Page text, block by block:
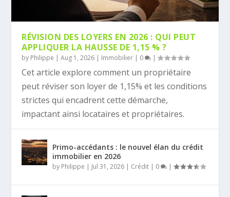
RÉVISION DES LOYERS EN 2026 : QUI PEUT
APPLIQUER LA HAUSSE DE 1,15 % ?
by Philippe |Aug 1, 2026 | Immobilier | 0 |
Cet article explore comment un propriétaire
peut réviser son loyer de 1,15% et les conditions
strictes qui encadrent cette démarche,
impactant ainsi locataires et propriétaires.
Primo-accédants : le nouvel élan du crédit
immobilier en 2026
by Philippe | Jul 31, 2026 | Crédit | 0 |